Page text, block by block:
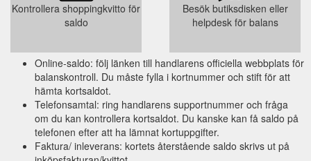
Kontrollera shoppingkvitto för
saldo
Besök butiksdisken eller
helpdesk för balans
Online-saldo: följ länken till handlarens officiella webbplats för
balanskontroll. Du måste fylla i kortnummer och stift för att
hämta kortsaldot.
Telefonsamtal: ring handlarens supportnummer och fråga
om du kan kontrollera kortsaldot. Du kanske kan få saldo på
telefonen efter att ha lämnat kortuppgifter.
Faktura/ inleverans: kortets återstående saldo skrivs ut på